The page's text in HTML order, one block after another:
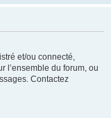
et/ou connecté,
l’ensemble du forum, ou
Contactez